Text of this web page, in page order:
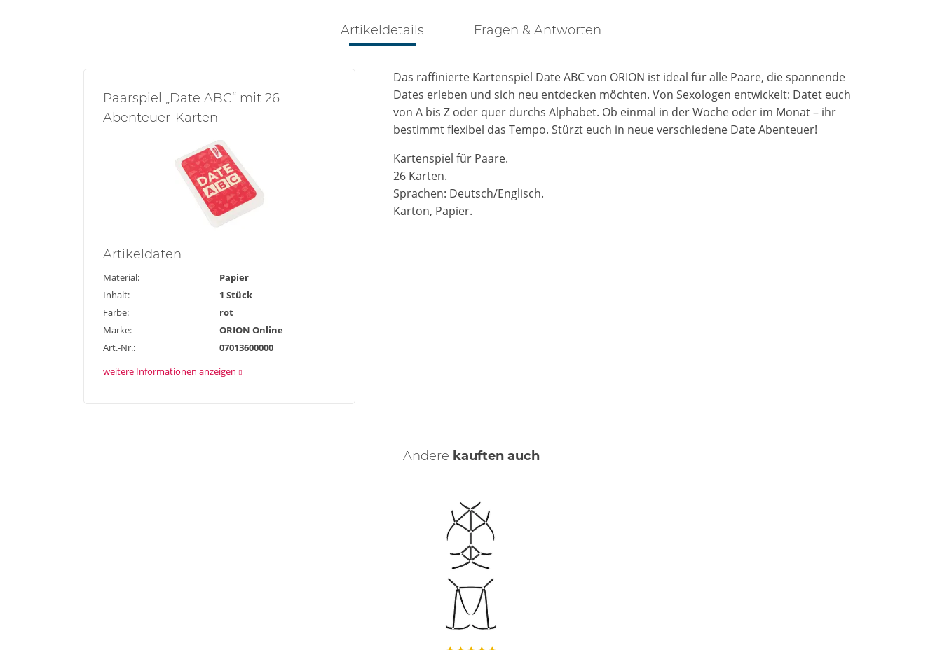
Artikeldetails Fragen & Antworten
Paarspiel „Date ABC“ mit 26
Abenteuer-Karten
Artikeldaten
Material:
Papier
Inhalt:
1 Stück
Farbe:
rot
Marke:
ORION Online
Art.-Nr.:
07013600000
weitere Informationen anzeigen
Das raffinierte Kartenspiel Date ABC von ORION ist ideal für alle Paare, die spannende
Dates erleben und sich neu entdecken möchten. Von Sexologen entwickelt: Datet euch
von A bis Z oder quer durchs Alphabet. Ob einmal in der Woche oder im Monat – ihr
bestimmt flexibel das Tempo. Stürzt euch in neue verschiedene Date Abenteuer!
Kartenspiel für Paare.
26 Karten.
Sprachen: Deutsch/Englisch.
Karton, Papier.
Andere kauften auch